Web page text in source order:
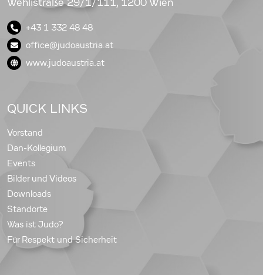
Wehlistraße 29/1/111, 1200 Wien
+43 1 332 48 48
office@judoaustria.at
www.judoaustria.at
QUICK LINKS
Vorstand
Dan-Kollegium
Events
Bilder und Videos
Downloads
Standorte
Was ist Judo?
Für Respekt und Sicherheit